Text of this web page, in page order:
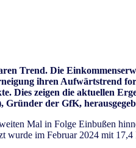
Trend. Die
ihren Aufwärtstrend
Dies zeigen die aktuellen
der GfK,
Mal in Folge Einbußen
wurde im Februar 2024 mit 17,4